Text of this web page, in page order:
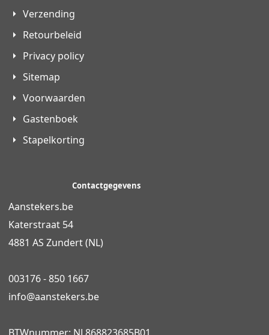
Verzending
Retourbeleid
Privacy policy
Sitemap
Voorwaarden
Gastenboek
Stapelkorting
Contactgegevens
Aanstekers.be
Katerstraat 54
4881 AS Zundert (NL)
003176 - 850 1667
info@aanstekers.be